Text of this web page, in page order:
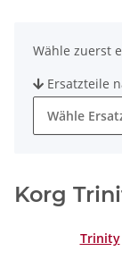
Wähle zuerst
Ersatzteile
Wähle
Korg
Trinity